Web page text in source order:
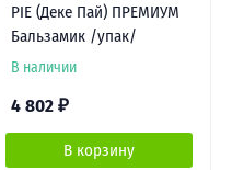
PIE (Деке Пай) ПРЕМИУМ
Бальзамик /упак/
В наличии
4 802 ₽
В корзину